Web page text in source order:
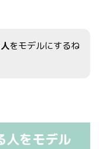
をモデルにするね
人をモデル